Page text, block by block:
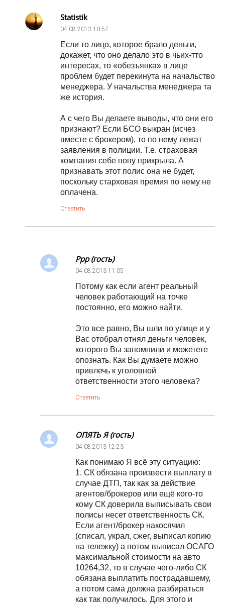
Statistik
04.08.2013 10:57
Если то лицо, которое брало деньги,
докажет, что оно делало это в чьих-тто
интересах, то «обезъянка» в лице
проблем будет перекинута на начальство
менеджера. У начальства менеджера та
же история.
А с чего Вы делаете выводы, что они его
признают? Если БСО выкран (исчез
вместе с брокером), то по нему лежат
заявления в полиции. Т.е. страховая
компания себе попу прикрыла. А
признавать этот полис она не будет,
поскольку старховая премия по нему не
оплачена.
Ответить
Ррр (гость)
04.08.2013 11:05
Потому как если агент реальный
человек работающий на точке
постоянно, его можно найти.
Это все равно, Вы шли по улице и у
Вас отобрал отнял деньги человек,
которого Вы запомнили и можетете
опознать. Как Вы думаете можно
привлечь к уголовной
ответственности этого человека?
Ответить
ОПЯТЬ Я (гость)
04.08.2013 12:23
Как понимаю Я всё эту ситуацию:
1. СК обязана произвести выплату в
случае ДТП, так как за действие
агентов/брокеров или ещё кого-то
кому СК доверила выписывать свои
полисы несет ответственность СК.
Если агент/брокер накосячил
(списал, украл, сжег, выписал копию
на тележку) а потом выписал ОСАГО
максимальной стоимости на авто
10264,32, то в случае чего-либо СК
обязана выплатить пострадавшему,
а потом сама должна разбираться
как так получилось. Для этого и